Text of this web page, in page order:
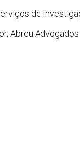
de
Abreu Advogados